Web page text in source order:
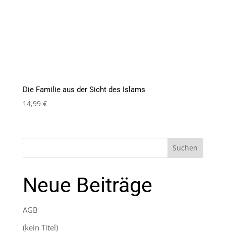
Die Familie aus der Sicht des Islams
14,99 €
Suchen
Neue Beiträge
AGB
(kein Titel)